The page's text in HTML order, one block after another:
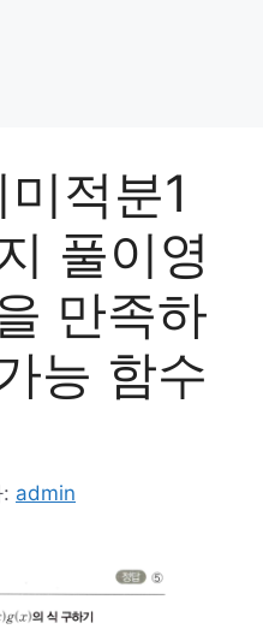
적분1
풀이영
만족하
능 함수
admin